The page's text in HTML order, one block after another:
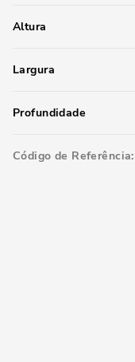
Altura
Largura
Profundidade
Código de Referência